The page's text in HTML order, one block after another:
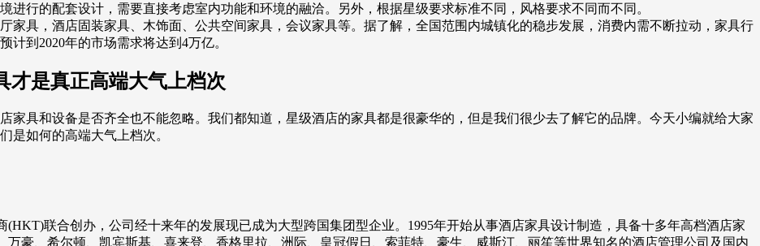
进行的配套设计，需要直接考虑室内功能和环境的融洽。另外，根据星级要求标准不同，风格要求不同而不同。
家具，酒店固装家具、木饰面、公共空间家具，会议家具等。据了解，全国范围内城镇化的稳步发展，消费内需不断拉动，家具行
到2020年的市场需求将达到4万亿。
才是真正高端大气上档次
家具和设备是否齐全也不能忽略。我们都知道，星级酒店的家具都是很豪华的，但是我们很少去了解它的品牌。今天小编就给大家
是如何的高端大气上档次。
联合创办，公司经十来年的发展现已成为大型跨国集团型企业。1995年开始从事酒店家具设计制造，具备十多年高档酒店家
万豪、希尔顿、凯宾斯基、喜来登、香格里拉、洲际、皇冠假日、索菲特、豪生、威斯汀、丽笙等世界知名的酒店管理公司及国内